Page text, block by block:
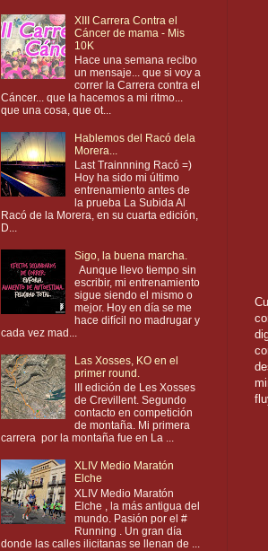
XIII Carrera Contra el
Cáncer de mama - Mis
10K
Hace una semana recibo
un mensaje... que si voy a
correr la Carrera contra el
Cáncer... que la hacemos a mi ritmo...
que una cosa, que ot...
Hablemos del Racó dela
Morera...
Last Trainnning Racó =)
Hoy ha sido mi último
entrenamiento antes de
la prueba La Subida Al
Racó de la Morera, en su cuarta edición,
D...
Sigo, la buena marcha.
Aunque llevo tiempo sin
escribir, mi entrenamiento
sigue siendo el mismo o
mejor. Hoy en día se me
hace difícil no madrugar y
cada vez mad...
Las Xosses, KO en el
primer round.
III edición de Les Xosses
de Crevillent. Segundo
contacto en competición
de montaña. Mi primera
carrera por la montaña fue en La ...
XLIV Medio Maratón
Elche
XLIV Medio Maratón
Elche , la más antigua del
mundo. Pasión por el #
Running . Un gran día
donde las calles ilicitanas se llenan de ...